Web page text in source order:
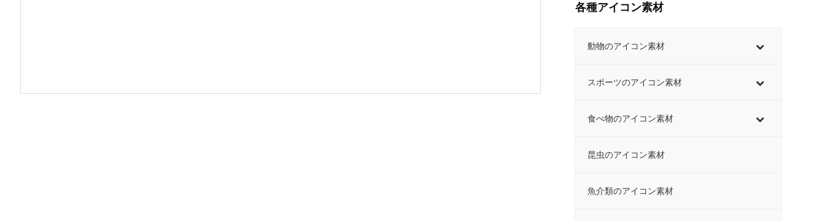
各種アイコン素材
動物のアイコン素材
スポーツのアイコン素材
食べ物のアイコン素材
昆虫のアイコン素材
魚介類のアイコン素材